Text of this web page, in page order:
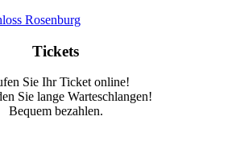
Tickets
Sie Ihr Ticket online!
Sie lange Warteschlangen!
Bequem bezahlen.